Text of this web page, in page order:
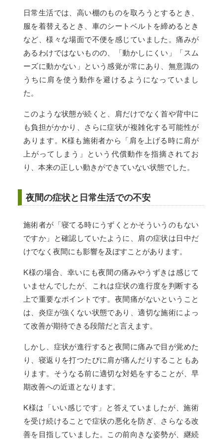
日常生活では、高い棚のものを取ろうとするとき、
服を着替えるとき、車のシートベルトを締めるとき
など、様々な場面で不便を感じていました。痛みが
あるわけではないものの、「動かしにくい」「スム
ーズに動かない」という感覚が常にあり、無意識の
うちに肩を使う動作を避けるようになっていまし
た。
このような状態が続くと、肩だけでなく首や背中に
も負担がかかり、さらに症状が複雑化する可能性が
あります。K様も施術者から「肩を上げる時に肩が
上がってしまう」という代償動作を指摘されてお
り、本来の正しい動きができていない状態でした。
夜間の症状と日常生活での不安
施術者が「寝てる時にうずくとかそういうのもない
ですか」と確認していたように、肩の症状は日中だ
けでなく夜間にも影響を及ぼすことがあります。
K様の場合、幸いにも夜間の痛みやうずきは感じて
いませんでしたが、これは症状の進行度を判断する
上で重要なポイントです。夜間痛がないということ
は、炎症が強くない状態であり、適切な施術によっ
て改善が期待できる段階だと言えます。
しかし、症状が進行すると夜間に痛みで目が覚めた
り、寝返りを打つたびに肩が痛んだりすることもあ
ります。そうなる前に適切な対処をすることが、早
期改善への近道となります。
K様は「いい感じです」と答えていましたが、施術
を受け続けることで症状の悪化を防ぎ、さらなる改
善を目指していました。この前向きな姿勢が、継続